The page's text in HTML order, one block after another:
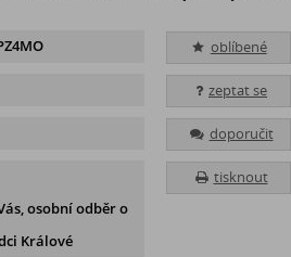
oblíbené
zeptat se
doporučit
tisknout
osobní odběr o
Králové